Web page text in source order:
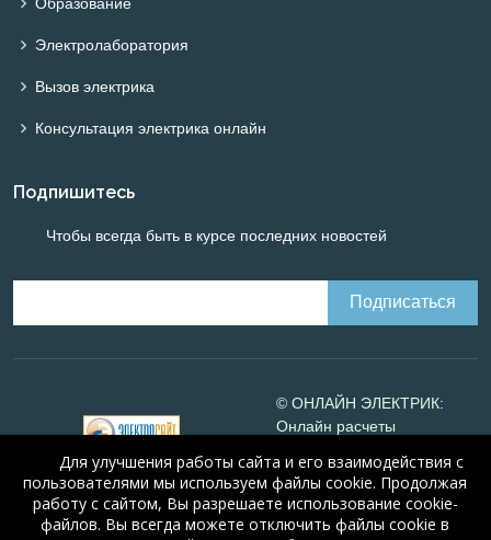
Электролаборатория
Вызов электрика
Консультация электрика онлайн
Подпишитесь
Чтобы всегда быть в курсе последних новостей
© ОНЛАЙН ЭЛЕКТРИК:
Онлайн расчеты
Online-electric.ru, 2008-
2026
© А.Н. Алюнов, 2008-2026
Для улучшения работы сайта и его взаимодействия с
пользователями мы используем файлы cookie. Продолжая
работу с сайтом, Вы разрешаете использование cookie-
файлов. Вы всегда можете отключить файлы cookie в